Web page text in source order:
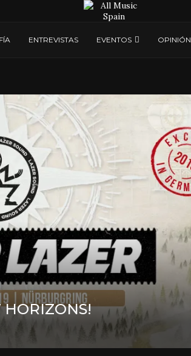
ENTREVISTAS EVENTOS OPINIÓN
HORIZONS!